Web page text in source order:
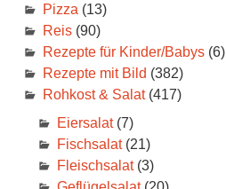
Pizza (13)
Reis(90)
Rezepte für Kinder/Babys(6)
Rezepte mit Bild (382)
Rohkost & Salat(417)
Eiersalat(7)
Fischsalat(21)
Fleischsalat(3)